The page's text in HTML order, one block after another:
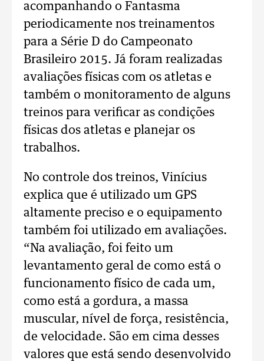
acompanhando o Fantasma
periodicamente nos treinamentos
para a Série D do Campeonato
Brasileiro 2015. Já foram realizadas
avaliações físicas com os atletas e
também o monitoramento de alguns
treinos para verificar as condições
físicas dos atletas e planejar os
trabalhos.
No controle dos treinos, Vinícius
explica que é utilizado um GPS
altamente preciso e o equipamento
também foi utilizado em avaliações.
“Na avaliação, foi feito um
levantamento geral de como está o
funcionamento físico de cada um,
como está a gordura, a massa
muscular, nível de força, resistência,
de velocidade. São em cima desses
valores que está sendo desenvolvido